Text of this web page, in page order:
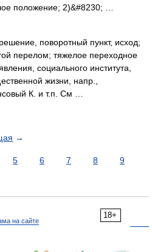
положение; 2)&#8230; …
поворотный пункт, исход;
перелом; тяжелое переходное
социального института,
жизни, напр.,
К. и т.п. См …
→
5 6 7 8
9
18+
на сайте